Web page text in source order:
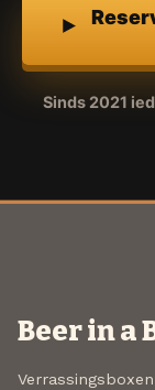
Sinds 2021
Beer in a